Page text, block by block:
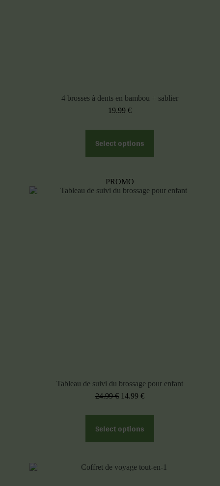
4 brosses à dents en bambou + sablier
19.99 €
Select options
PROMO
Tableau de suivi du brossage pour enfant
24.99€ 14.99 €
Select options